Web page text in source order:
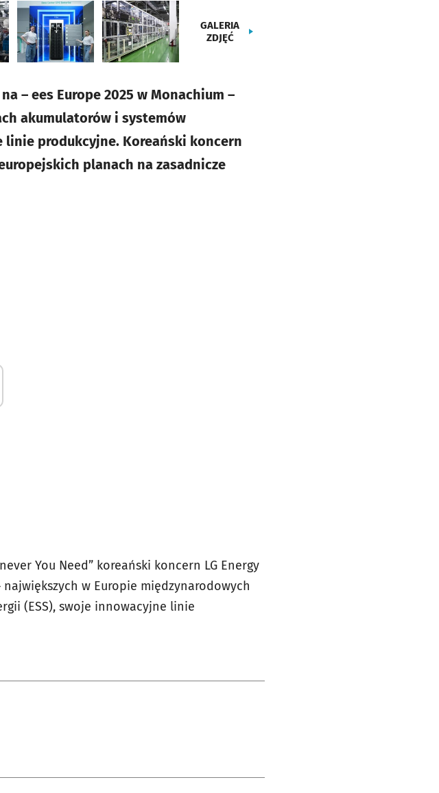
GALERIA
ZDJĘĆ
– ees Europe 2025 w Monachium –
akumulatorów i systemów
linie produkcyjne. Koreański koncern
planach na zasadnicze
You Need” koreański koncern LG Energy
w Europie międzynarodowych
(ESS), swoje innowacyjne linie